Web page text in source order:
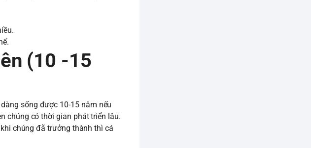
(10 -15
sống được 10-15 năm nếu
chúng có thời gian phát triển lâu.
chúng đã trưởng thành thì cá